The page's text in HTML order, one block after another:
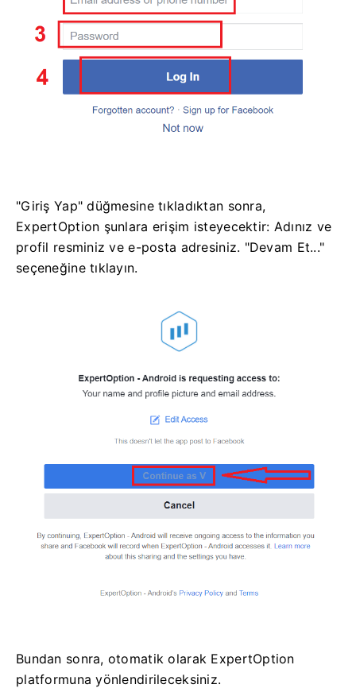
"Giriş Yap" düğmesine tıkladıktan sonra,
ExpertOption şunlara erişim isteyecektir: Adınız ve
profil resminiz ve e-posta adresiniz. "Devam Et..."
seçeneğine tıklayın.
Bundan sonra, otomatik olarak ExpertOption
platformuna yönlendirileceksiniz.